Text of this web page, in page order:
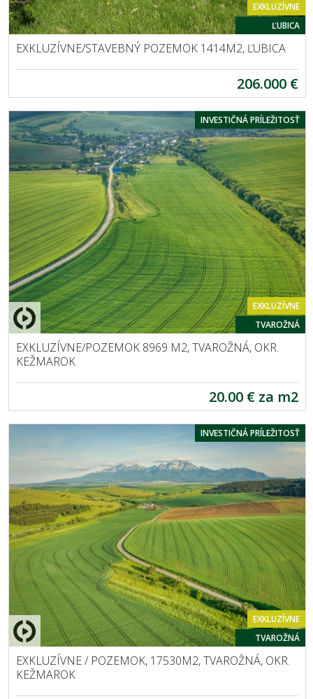
EXKLUZÍVNE
ĽUBICA
EXKLUZÍVNE/STAVEBNÝ POZEMOK 1414M2, ĽUBICA
206.000 €
INVESTIČNÁ PRÍLEŽITOSŤ
EXKLUZÍVNE
TVAROŽNÁ
EXKLUZÍVNE/POZEMOK 8969 M2, TVAROŽNÁ, OKR.
KEŽMAROK
20.00 € za m2
INVESTIČNÁ PRÍLEŽITOSŤ
EXKLUZÍVNE
TVAROŽNÁ
EXKLUZÍVNE / POZEMOK, 17530M2, TVAROŽNÁ, OKR.
KEŽMAROK